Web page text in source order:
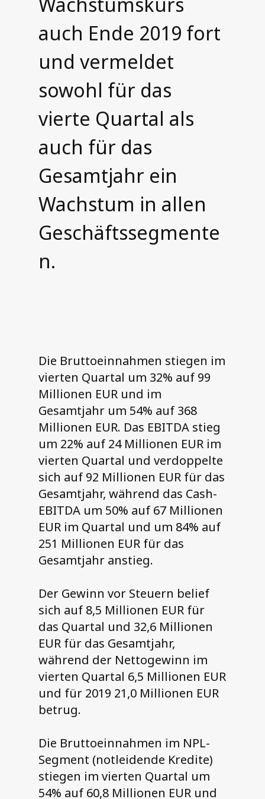
auch Ende 2019 fort
und vermeldet
sowohl für das
vierte Quartal als
auch für das
Gesamtjahr ein
Wachstum in allen
Geschäftssegmente
n.
Die Bruttoeinnahmen stiegen im
vierten Quartal um 32% auf 99
Millionen EUR und im
Gesamtjahr um 54% auf 368
Millionen EUR. Das EBITDA stieg
um 22% auf 24 Millionen EUR im
vierten Quartal und verdoppelte
sich auf 92 Millionen EUR für das
Gesamtjahr, während das Cash-
EBITDA um 50% auf 67 Millionen
EUR im Quartal und um 84% auf
251 Millionen EUR für das
Gesamtjahr anstieg.
Der Gewinn vor Steuern belief
sich auf 8,5 Millionen EUR für
das Quartal und 32,6 Millionen
EUR für das Gesamtjahr,
während der Nettogewinn im
vierten Quartal 6,5 Millionen EUR
und für 2019 21,0 Millionen EUR
betrug.
Die Bruttoeinnahmen im NPL-
Segment (notleidende Kredite)
stiegen im vierten Quartal um
54% auf 60,8 Millionen EUR und